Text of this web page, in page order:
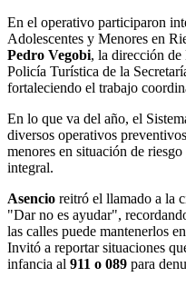
En el operativo participaron
Adolescentes y Menores en
Pedro Vegobi, la dirección de
Policía Turística de la
fortaleciendo el trabajo
En lo que va del año, el
diversos operativos
menores en situación de
integral.
Asencio reitró el llamado a la
"Dar no es ayudar",
las calles puede mantenerlos
Invitó a reportar situaciones
infancia al 911 o 089 para